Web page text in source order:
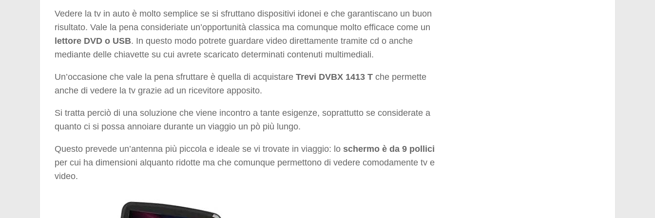
Vedere la tv in auto è molto semplice se si sfruttano dispositivi idonei e che garantiscano un buon
risultato. Vale la pena consideriate un’opportunità classica ma comunque molto efficace come un
lettore DVD o USB. In questo modo potrete guardare video direttamente tramite cd o anche
mediante delle chiavette su cui avrete scaricato determinati contenuti multimediali.
Un’occasione che vale la pena sfruttare è quella di acquistare Trevi DVBX 1413 T che permette
anche di vedere la tv grazie ad un ricevitore apposito.
Si tratta perciò di una soluzione che viene incontro a tante esigenze, soprattutto se considerate a
quanto ci si possa annoiare durante un viaggio un pò più lungo.
Questo prevede un’antenna più piccola e ideale se vi trovate in viaggio: lo schermo è da 9 pollici
per cui ha dimensioni alquanto ridotte ma che comunque permettono di vedere comodamente tv e
video.